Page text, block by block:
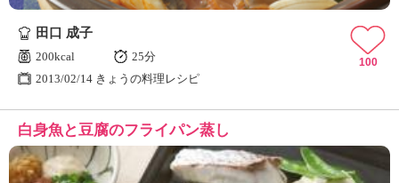
田口 成子
200kcal
25分
2013/02/14 きょうの料理レシピ
100
白身魚と豆腐のフライパン蒸し